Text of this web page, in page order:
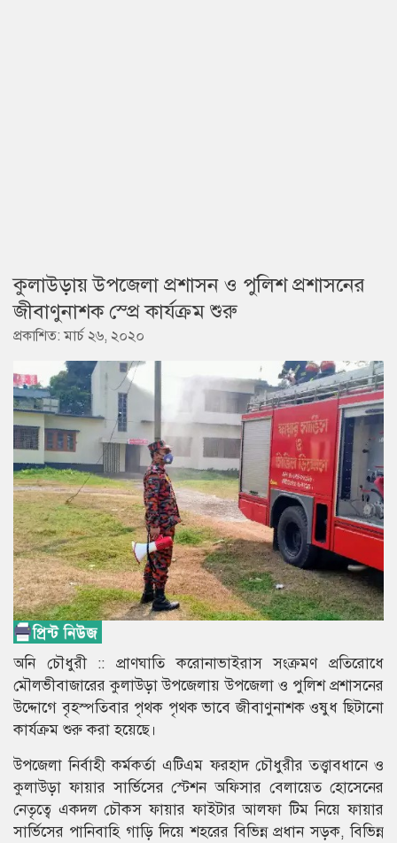
কুলাউড়ায় উপজেলা প্রশাসন ও পুলিশ প্রশাসনের
জীবাণুনাশক স্প্রে কার্যক্রম শুরু
প্রকাশিত: মার্চ ২৬, ২০২০
অনি চৌধুরী :: প্রাণঘাতি করোনাভাইরাস সংক্রমণ প্রতিরোধে
মৌলভীবাজারের কুলাউড়া উপজেলায় উপজেলা ও পুলিশ প্রশাসনের
উদ্দোগে বৃহস্পতিবার পৃথক পৃথক ভাবে জীবাণুনাশক ওষুধ ছিটানো
কার্যক্রম শুরু করা হয়েছে।
উপজেলা নির্বাহী কর্মকর্তা এটিএম ফরহাদ চৌধুরীর তত্ত্বাবধানে ও
কুলাউড়া ফায়ার সার্ভিসের স্টেশন অফিসার বেলায়েত হোসেনের
নেতৃত্বে একদল চৌকস ফায়ার ফাইটার আলফা টিম নিয়ে ফায়ার
সার্ভিসের পানিবাহি গাড়ি দিয়ে শহরের বিভিন্ন প্রধান সড়ক, বিভিন্ন